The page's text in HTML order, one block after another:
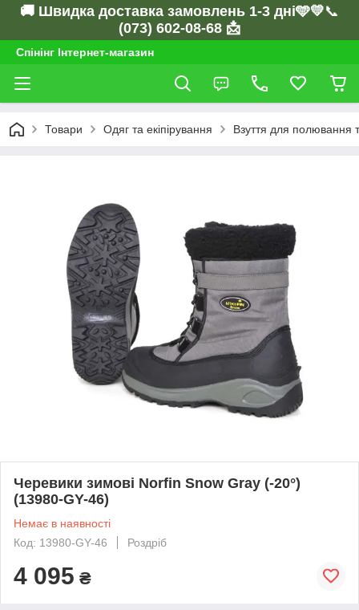
🚚 Швидка доставка замовлень 1-3 дні🩵💛📞
(073) 602-08-68 📩
Спінінг Інтернет-магазин
Товари Одяг та екіпірування Взуття для полювання
Черевики зимові Norfin Snow Gray (-20°)
(13980-GY-46)
Немає в наявності
Код: 13980-GY-46
Роздріб
4 095 ₴